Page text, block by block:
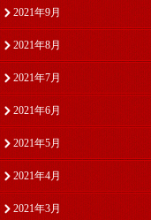
2021年9月
2021年8月
2021年7月
2021年6月
2021年5月
2021年4月
2021年3月